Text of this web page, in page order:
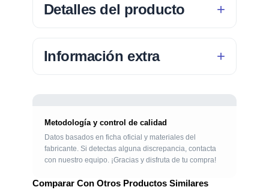
Detalles del producto
Información extra
Metodología y control de calidad
Datos basados en ficha oficial y materiales del
fabricante. Si detectas alguna discrepancia, contacta
con nuestro equipo. ¡Gracias y disfruta de tu compra!
Comparar Con Otros Productos Similares